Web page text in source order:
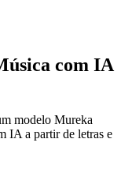
com IA
modelo Mureka
IA a partir de letras e